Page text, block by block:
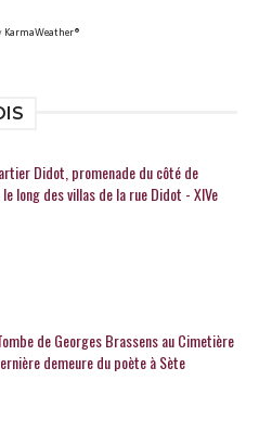
KarmaWeather®
Didot, promenade du côté de
le long des villas de la rue Didot - XIVe
de Georges Brassens au Cimetière
demeure du poète à Sète